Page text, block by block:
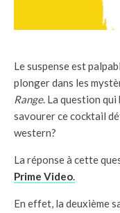
Le suspense est
plonger dans les
Range. La question
savourer ce cocktail
western?
La réponse à cette
Prime Video.
En effet, la deuxième